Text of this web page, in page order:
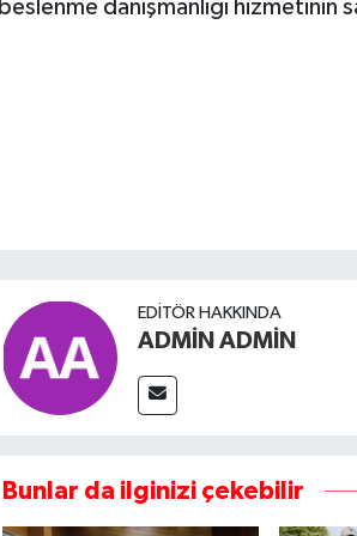
beslenme danışmanlığı hizmetinin
EDITÖR HAKKINDA
ADMİN ADMİN
Bunlar da ilginizi çekebilir